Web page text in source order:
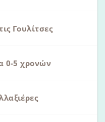
Γουλίτσες
0-5 χρονών